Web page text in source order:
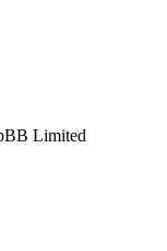
Limited